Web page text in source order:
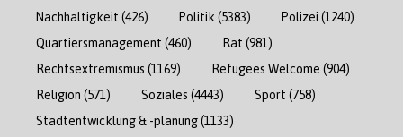
Nachhaltigkeit (426) Politik (5383) Polizei (1240)
Quartiersmanagement (460) Rat (981)
Rechtsextremismus (1169) Refugees Welcome (904)
Religion (571) Soziales (4443) Sport (758)
Stadtentwicklung & -planung(1133)